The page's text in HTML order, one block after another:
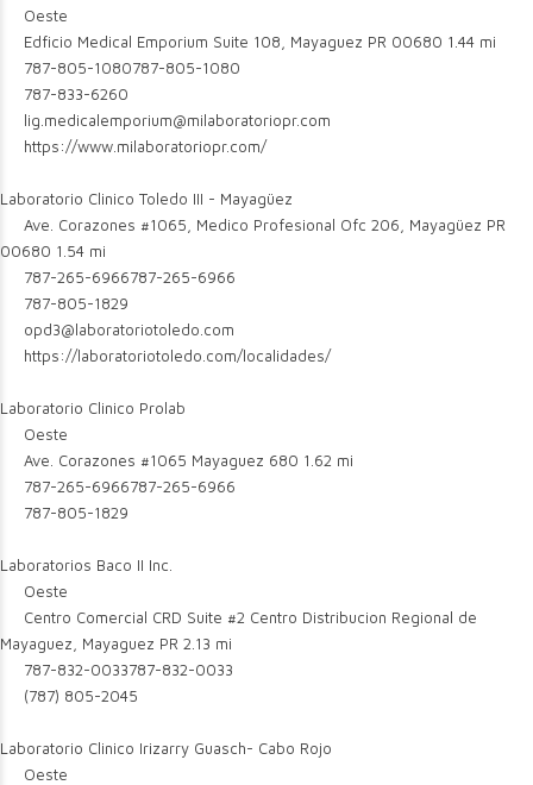
Oeste
Edficio Medical Emporium Suite 108, Mayaguez PR 00680 1.44 mi
787-805-1080787-805-1080
787-833-6260
lig.medicalemporium@milaboratoriopr.com
https://www.milaboratoriopr.com/
Laboratorio Clinico Toledo III - Mayagüez
Ave. Corazones #1065, Medico Profesional Ofc 206, Mayagüez PR
00680 1.54 mi
787-265-6966787-265-6966
787-805-1829
opd3@laboratoriotoledo.com
https://laboratoriotoledo.com/localidades/
Laboratorio Clinico Prolab
Oeste
Ave. Corazones #1065 Mayaguez 680 1.62 mi
787-265-6966787-265-6966
787-805-1829
Laboratorios Baco II Inc.
Oeste
Centro Comercial CRD Suite #2 Centro Distribucion Regional de
Mayaguez, Mayaguez PR 2.13 mi
787-832-0033787-832-0033
(787) 805-2045
Laboratorio Clinico Irizarry Guasch- Cabo Rojo
Oeste